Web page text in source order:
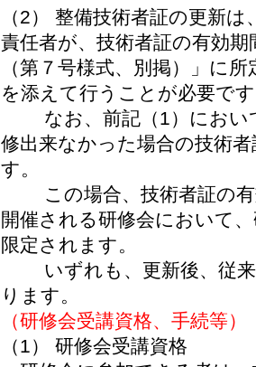
（2） 整備技術者証の更新
責任者が、技術者証の有効
（第７号様式、別掲）」に
を添えて行うことが必要で
なお、前記（1）におい
修出来なかった場合の技術
す。
この場合、技術者証の有
開催される研修会において
限定されます。
いずれも、更新後、従来
ります。
（研修会受講資格、手続等）
（1） 研修会受講資格